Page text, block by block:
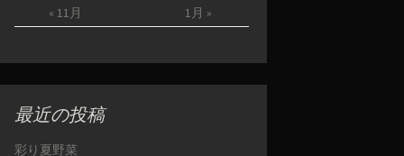
« 11月 1月 »
最近の投稿
彩り夏野菜